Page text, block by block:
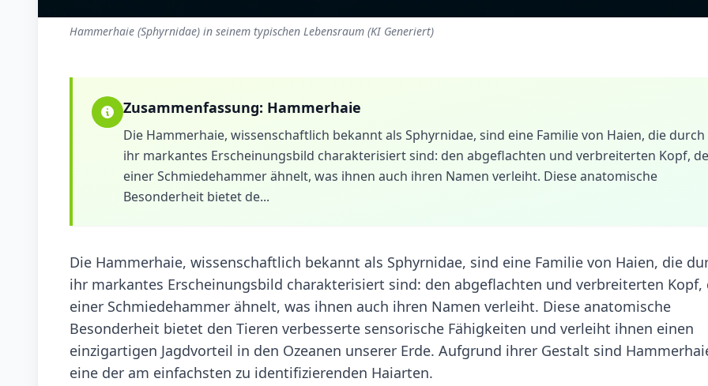
Hammerhaie (Sphyrnidae) in seinem typischen Lebensraum (KI Generiert)
Zusammenfassung: Hammerhaie
Die Hammerhaie, wissenschaftlich bekannt als Sphyrnidae, sind eine Familie von Haien, die durch
ihr markantes Erscheinungsbild charakterisiert sind: den abgeflachten und verbreiterten Kopf,
einer Schmiedehammer ähnelt, was ihnen auch ihren Namen verleiht. Diese anatomische
Besonderheit bietet de...
Die Hammerhaie, wissenschaftlich bekannt als Sphyrnidae, sind eine Familie von Haien, die
ihr markantes Erscheinungsbild charakterisiert sind: den abgeflachten und verbreiterten Kopf,
einer Schmiedehammer ähnelt, was ihnen auch ihren Namen verleiht. Diese anatomische
Besonderheit bietet den Tieren verbesserte sensorische Fähigkeiten und verleiht ihnen einen
einzigartigen Jagdvorteil in den Ozeanen unserer Erde. Aufgrund ihrer Gestalt sind
eine der am einfachsten zu identifizierenden Haiarten.